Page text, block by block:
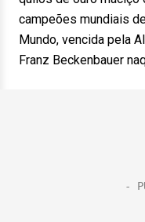
campeões mundiais
Mundo, vencida pela
Franz Beckenbauer